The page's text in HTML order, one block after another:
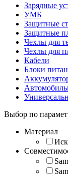
Зарядные
УМБ
Защитные
Защитные
Чехлы для
Чехлы для
Кабели
Блоки
Выбор по
Материал